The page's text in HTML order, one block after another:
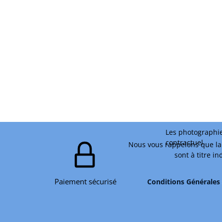
Paiement sécurisé
Les
contractuel.
Conditions
Nous vous rappelons que
sont à titre